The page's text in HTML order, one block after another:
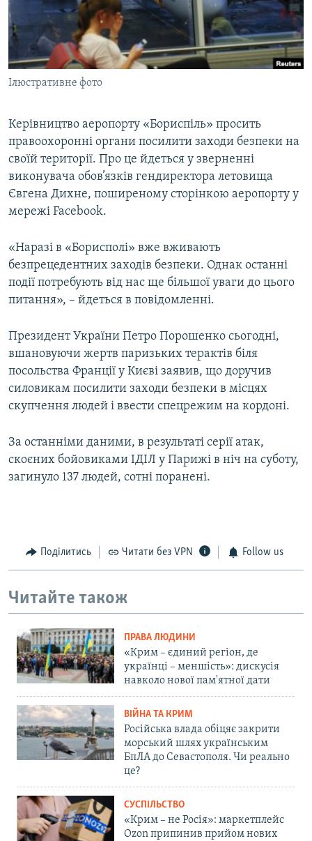
ВІДЕОУРОКИ «ELIFBE»
СВІДЧЕННЯ ОКУПАЦІЇ
УКРАЇНСЬКА ПРОБЛЕМА КРИМУ
ІНФОГРАФІКА
Русский
Qırımtatar
ДОЛУЧАЙСЯ!
Усі сайти RFE/RL
Ілюстративне фото
Керівництво аеропорту «Бориспіль» просить
правоохоронні органи посилити заходи безпеки на
своїй території. Про це йдеться у зверненні
виконувача обов’язків гендиректора летовища
Євгена Дихне, поширеному сторінкою аеропорту у
мережі Facebook.
«Наразі в «Борисполі» вже вживають
безпрецедентних заходів безпеки. Однак останні
події потребують від нас ще більшої уваги до цього
питання», – йдеться в повідомленні.
Президент України Петро Порошенко сьогодні,
вшановуючи жертв паризьких терактів біля
посольства Франції у Києві заявив, що доручив
силовикам посилити заходи безпеки в місцях
скупчення людей і ввести спецрежим на кордоні.
За останніми даними, в результаті серії атак,
скоєних бойовиками ІДІЛ у Парижі в ніч на суботу,
загинуло 137 людей, сотні поранені.
Поділитись Читати без VPN Follow us
Читайте також
ПРАВА ЛЮДИНИ
«Крим – єдиний регіон, де
українці – меншість»: дискусія
навколо нової пам'ятної дати
ВІЙНА ТА КРИМ
Російська влада обіцяє закрити
морський шлях українським
БпЛА до Севастополя. Чи реально
це?
СУСПІЛЬСТВО
«Крим – не Росія»: маркетплейс
Ozon припинив прийом нових